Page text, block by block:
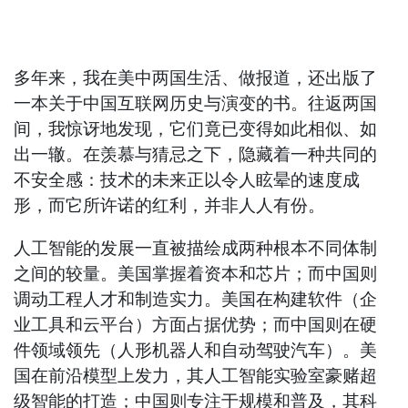
多年来，我在美中两国生活、做报道，还出版了
一本关于中国互联网历史与演变的书。往返两国
间，我惊讶地发现，它们竟已变得如此相似、如
出一辙。在羡慕与猜忌之下，隐藏着一种共同的
不安全感：技术的未来正以令人眩晕的速度成
形，而它所许诺的红利，并非人人有份。
人工智能的发展一直被描绘成两种根本不同体制
之间的较量。美国掌握着资本和芯片；而中国则
调动工程人才和制造实力。美国在构建软件（企
业工具和云平台）方面占据优势；而中国则在硬
件领域领先（人形机器人和自动驾驶汽车）。美
国在前沿模型上发力，其人工智能实验室豪赌超
级智能的打造；中国则专注于规模和普及，其科